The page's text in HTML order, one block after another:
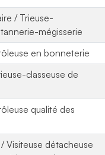
/ Trieuse-
mégisserie
en bonneterie
classeuse de
qualité des
Visiteuse détacheuse